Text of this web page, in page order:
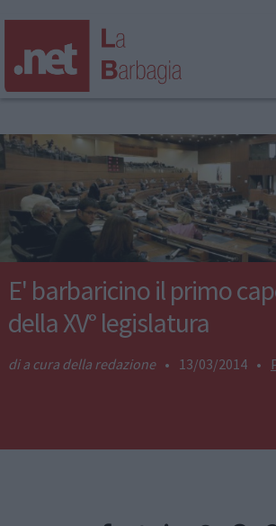
E' barbaricino il primo
della XV° legislatura
a cura della redazione • 13/03/2014 •